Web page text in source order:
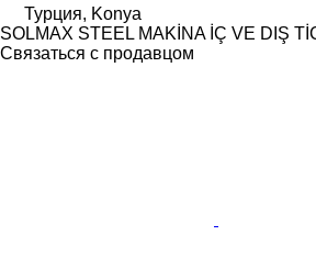
Турция, Konya
SOLMAX STEEL MAKİNA İÇ VE DIŞ
Связаться с продавцом